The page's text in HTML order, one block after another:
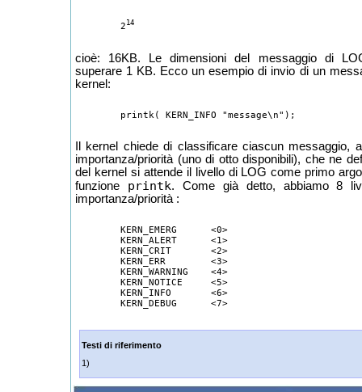
	2
14
cioè: 16KB. Le dimensioni del messaggio di
superare 1 KB. Ecco un esempio di invio di un
kernel:
Il kernel chiede di classificare ciascun messaggio,
importanza/priorità (uno di otto disponibili), che ne
del kernel si attende il livello di LOG come primo
funzione printk. Come già detto, abbiamo 8
importanza/priorità :
Testi di riferimento
1)